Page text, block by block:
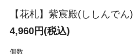
【花札】紫宸殿(ししんで
4,960円(税込)
個数